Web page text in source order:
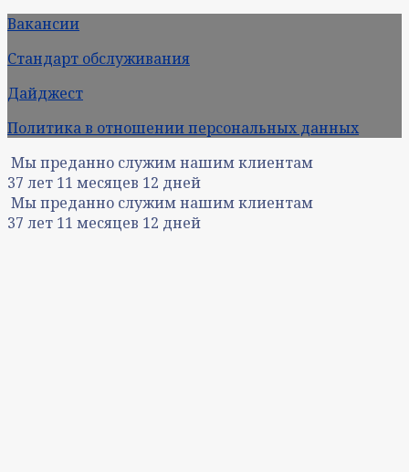
Вакансии
Стандарт обслуживания
Дайджест
Политика в отношении персональных данных
Мы преданно служим нашим клиентам
37 лет 11 месяцев 12 дней
Мы преданно служим нашим клиентам
37 лет 11 месяцев 12 дней